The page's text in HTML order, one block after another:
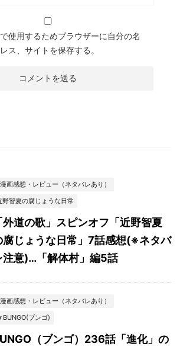
使用するためブラウザーに自分の名
ス、サイトを保存する。
画感想・レビュー（ネタバレあり）
野智夏の腐じょうな日常
外道の歌」スピンオフ「近野智夏
腐じょうな日常」7話感想(※ネタバ
注意)…「解体村」編5話
画感想・レビュー（ネタバレあり）
ブンゴ)
（ブンゴ）236話「進化」の